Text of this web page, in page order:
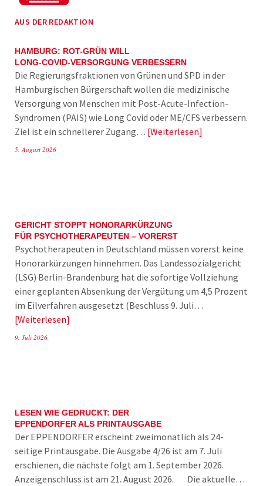
AUS DER REDAKTION
HAMBURG: ROT-GRÜN WILL
LONG-COVID-VERSORGUNG VERBESSERN
Die Regierungsfraktionen von Grünen und SPD in der
Hamburgischen Bürgerschaft wollen die medizinische
Versorgung von Menschen mit Post-Acute-Infection-
Syndromen (PAIS) wie Long Covid oder ME/CFS verbessern.
Ziel ist ein schnellerer Zugang… Weiterlesen
5. August 2026
GERICHT STOPPT HONORARKÜRZUNG
FÜR PSYCHOTHERAPEUTEN – VORERST
Psychotherapeuten in Deutschland müssen vorerst keine
Honorarkürzungen hinnehmen. Das Landessozialgericht
(LSG) Berlin-Brandenburg hat die sofortige Vollziehung
einer geplanten Absenkung der Vergütung um 4,5 Prozent
im Eilverfahren ausgesetzt (Beschluss 9. Juli…
Weiterlesen
9. Juli 2026
LESEN WIE GEDRUCKT: DER
EPPENDORFER ALS PRINTAUSGABE
Der EPPENDORFER erscheint zweimonatlich als 24-
seitige Printausgabe. Die Ausgabe 4/26 ist am 7. Juli
erschienen, die nächste folgt am 1. September 2026.
Anzeigenschluss ist am 21. August 2026. Die aktuelle…